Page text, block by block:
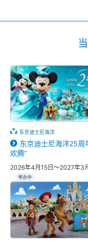
东京迪士尼海洋
东京迪士尼海洋25周
欢腾”
2026年4月15日～2027年3
举办中